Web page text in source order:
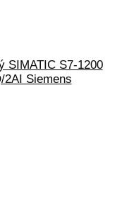
SIMATIC S7-1200
2AI Siemens